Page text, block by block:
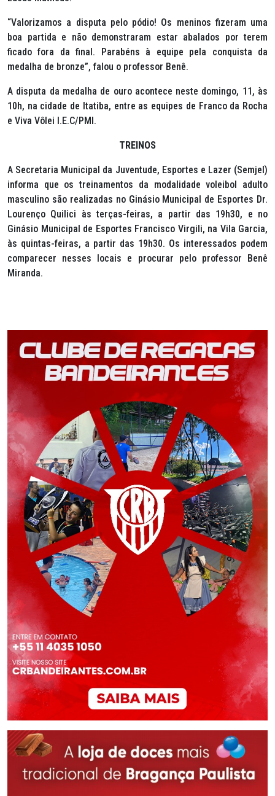
“Valorizamos a disputa pelo pódio! Os meninos fizeram uma
boa partida e não demonstraram estar abalados por terem
ficado fora da final. Parabéns à equipe pela conquista da
medalha de bronze”, falou o professor Benê.
A disputa da medalha de ouro acontece neste domingo, 11, às
10h, na cidade de Itatiba, entre as equipes de Franco da Rocha
e Viva Vôlei I.E.C/PMI.
TREINOS
A Secretaria Municipal da Juventude, Esportes e Lazer (Semjel)
informa que os treinamentos da modalidade voleibol adulto
masculino são realizadas no Ginásio Municipal de Esportes Dr.
Lourenço Quilici às terças-feiras, a partir das 19h30, e no
Ginásio Municipal de Esportes Francisco Virgili, na Vila Garcia,
às quintas-feiras, a partir das 19h30. Os interessados podem
comparecer nesses locais e procurar pelo professor Benê
Miranda.